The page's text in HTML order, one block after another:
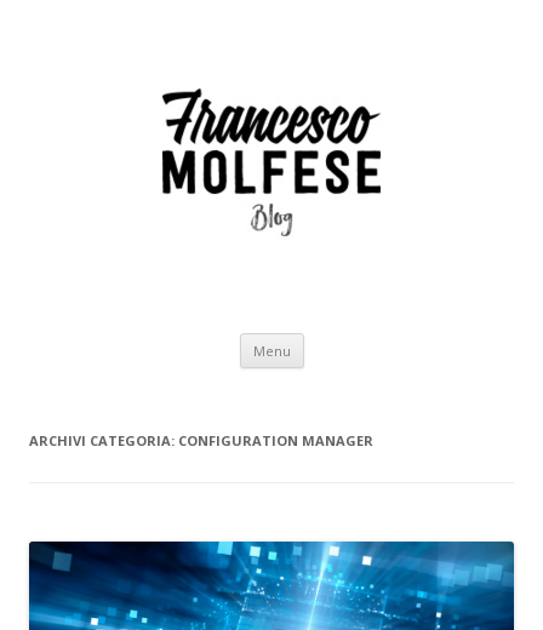
Menu Vai
contenuto
ARCHIVI CATEGORIA: CONFIGURATION MANAGER